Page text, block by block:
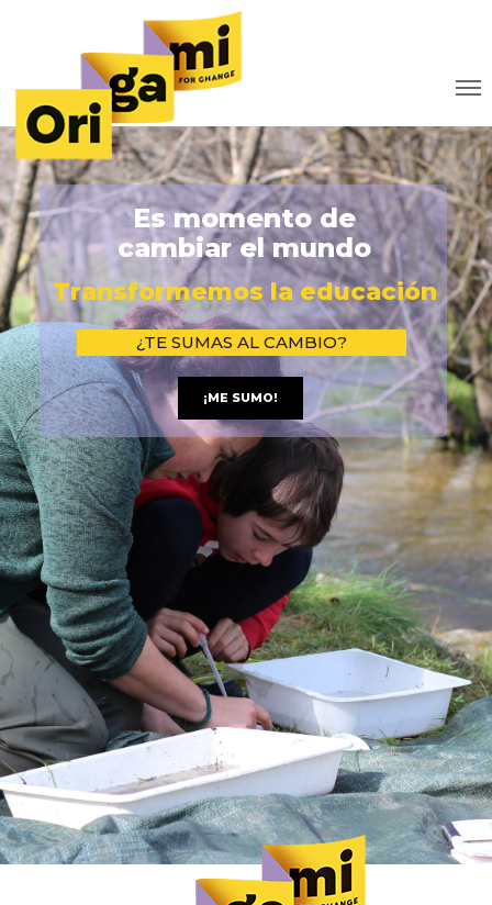
Transformemos la educación
Es momento de
cambiar el mundo
¡ME SUMO!
¿TE SUMAS AL CAMBIO?